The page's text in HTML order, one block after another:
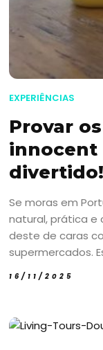
EXPERIÊNCIAS
Provar
innocent
divertido!
Se moras em
natural, prática e
deste de caras
supermercados.
16/11/2025